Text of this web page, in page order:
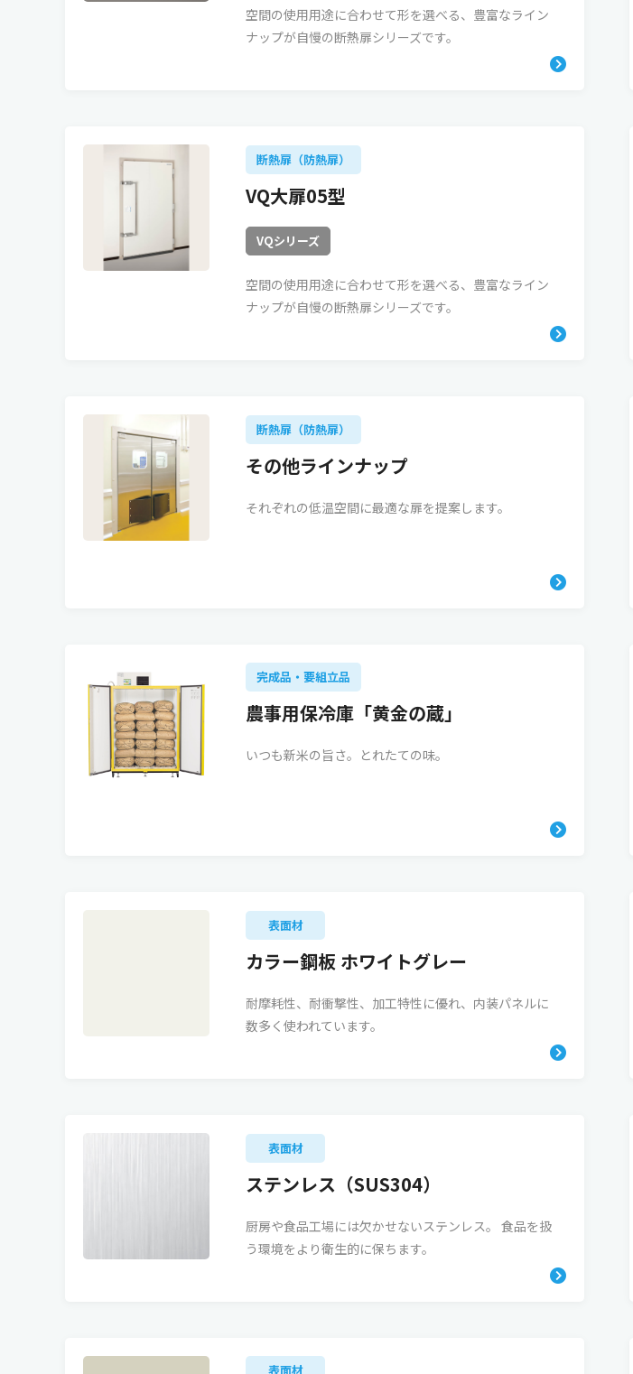
空間の使用用途に合わせて形を選べる、豊富なライン
ナップが自慢の断熱扉シリーズです。
断熱扉（防熱扉）
VQ大扉05型
VQシリーズ
空間の使用用途に合わせて形を選べる、豊富なライン
ナップが自慢の断熱扉シリーズです。
断熱扉（防熱扉）
その他ラインナップ
それぞれの低温空間に最適な扉を提案します。
完成品・要組立品
農事用保冷庫「黄金の蔵」
いつも新米の旨さ。とれたての味。
表面材
カラー鋼板 ホワイトグレー
耐摩耗性、耐衝撃性、加工特性に優れ、内装パネルに
数多く使われています。
表面材
ステンレス（SUS304）
厨房や食品工場には欠かせないステンレス。 食品を扱
う環境をより衛生的に保ちます。
表面材